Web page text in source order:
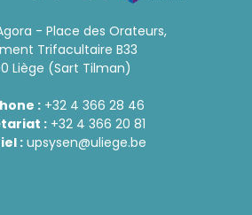
- Place des Orateurs,
Trifacultaire B33
Liège (Sart Tilman)
: +32 4 366 28 46
:+32 4 366 20 81
:upsysen@uliege.be